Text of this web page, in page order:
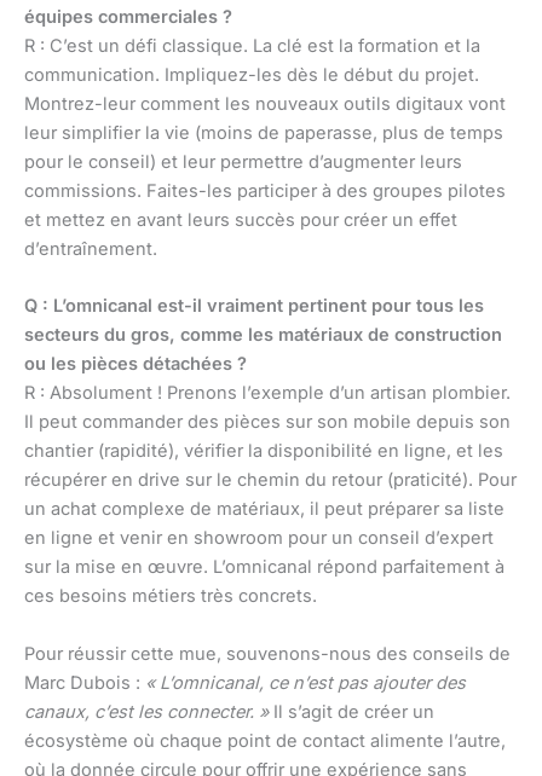
équipes commerciales ?
R : C’est un défi classique. La clé est la formation et la
communication. Impliquez-les dès le début du projet.
Montrez-leur comment les nouveaux outils digitaux vont
leur simplifier la vie (moins de paperasse, plus de temps
pour le conseil) et leur permettre d’augmenter leurs
commissions. Faites-les participer à des groupes pilotes
et mettez en avant leurs succès pour créer un effet
d’entraînement.
Q : L’omnicanal est-il vraiment pertinent pour tous les
secteurs du gros, comme les matériaux de construction
ou les pièces détachées ?
R : Absolument ! Prenons l’exemple d’un artisan plombier.
Il peut commander des pièces sur son mobile depuis son
chantier (rapidité), vérifier la disponibilité en ligne, et les
récupérer en drive sur le chemin du retour (praticité). Pour
un achat complexe de matériaux, il peut préparer sa liste
en ligne et venir en showroom pour un conseil d’expert
sur la mise en œuvre. L’omnicanal répond parfaitement à
ces besoins métiers très concrets.
Pour réussir cette mue, souvenons-nous des conseils de
Marc Dubois : « L’omnicanal, ce n’est pas ajouter des
canaux, c’est les connecter. »Il s’agit de créer un
écosystème où chaque point de contact alimente l’autre,
où la donnée circule pour offrir une expérience sans